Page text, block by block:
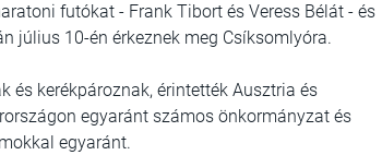
futókat - Frank Tibort és Veress Bélát - és
július 10-én érkeznek meg Csíksomlyóra.
és kerékpároznak, érintették Ausztria és
egyaránt számos önkormányzat és
egyaránt.